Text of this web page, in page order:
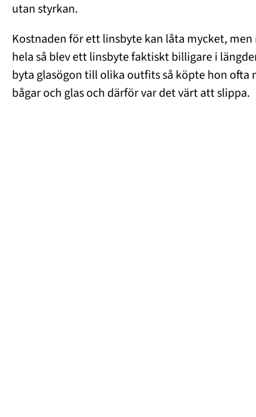
utan styrkan.
Kostnaden för ett linsbyte kan låta mycket,
hela så blev ett linsbyte faktiskt billigare i
byta glasögon till olika outfits så köpte hon ofta
bågar och glas och därför var det värt att slippa.